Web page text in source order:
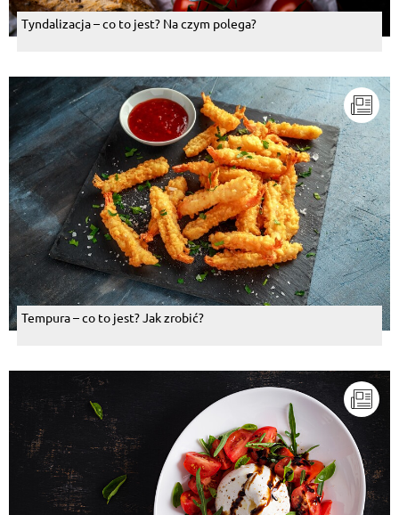
Tyndalizacja – co to jest? Na czym polega?
Tempura – co to jest? Jak zrobić?